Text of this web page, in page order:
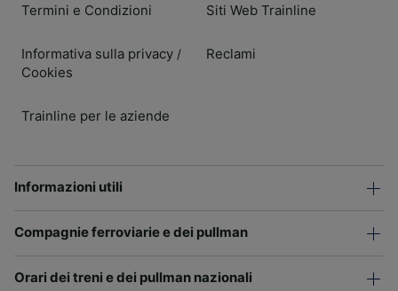
Termini e Condizioni
Informativa sulla privacy /
Cookies
Trainline per le aziende
Siti Web Trainline
Reclami
Informazioni utili
Compagnie ferroviarie e dei pullman
Orari dei treni e dei pullman nazionali